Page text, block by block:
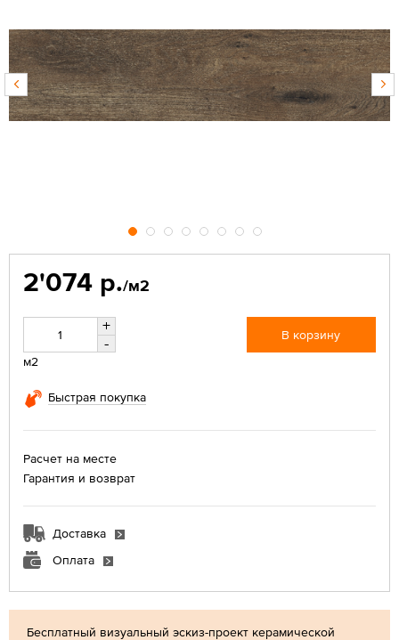
Бесплатный визуальный эскиз-проект керамической
2'074 р./м2
+
-
м2
В корзину
Быстрая покупка
Расчет на месте
Гарантия и возврат
Доставка
Оплата